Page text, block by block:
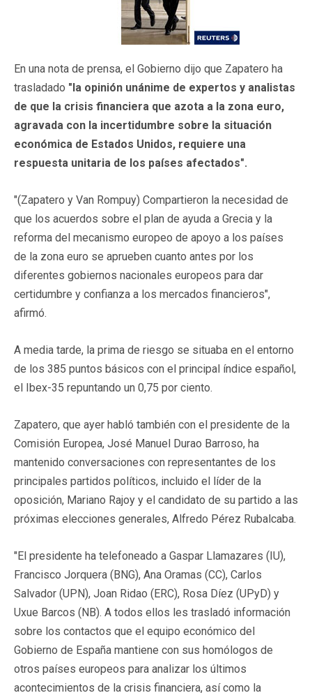
En una nota de prensa, el Gobierno dijo que Zapatero ha
trasladado "la opinión unánime de expertos y analistas
de que la crisis financiera que azota a la zona euro,
agravada con la incertidumbre sobre la situación
económica de Estados Unidos, requiere una
respuesta unitaria de los países afectados".
"(Zapatero y Van Rompuy) Compartieron la necesidad de
que los acuerdos sobre el plan de ayuda a Grecia y la
reforma del mecanismo europeo de apoyo a los países
de la zona euro se aprueben cuanto antes por los
diferentes gobiernos nacionales europeos para dar
certidumbre y confianza a los mercados financieros",
afirmó.
A media tarde, la prima de riesgo se situaba en el entorno
de los 385 puntos básicos con el principal índice español,
el Ibex-35 repuntando un 0,75 por ciento.
Zapatero, que ayer habló también con el presidente de la
Comisión Europea, José Manuel Durao Barroso, ha
mantenido conversaciones con representantes de los
principales partidos políticos, incluido el líder de la
oposición, Mariano Rajoy y el candidato de su partido a las
próximas elecciones generales, Alfredo Pérez Rubalcaba.
"El presidente ha telefoneado a Gaspar Llamazares (IU),
Francisco Jorquera (BNG), Ana Oramas (CC), Carlos
Salvador (UPN), Joan Ridao (ERC), Rosa Díez (UPyD) y
Uxue Barcos (NB). A todos ellos les trasladó información
sobre los contactos que el equipo económico del
Gobierno de España mantiene con sus homólogos de
otros países europeos para analizar los últimos
acontecimientos de la crisis financiera, así como la